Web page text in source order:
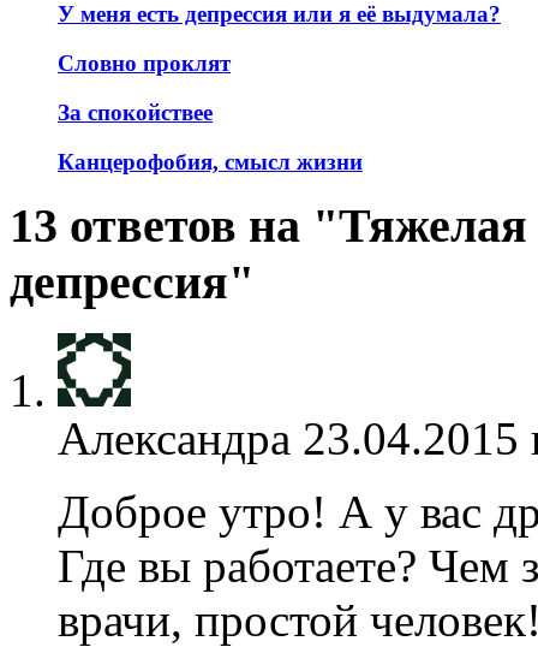
У меня есть депрессия или я её выдумала?
Словно проклят
За спокойствее
Канцерофобия, смысл жизни
13 ответов на
депрессия"
Александра 23.04.2015
Доброе утро! А у вас
Где вы работаете? Чем
врачи, простой